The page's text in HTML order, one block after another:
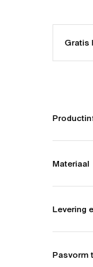
Gratis
Materiaal
Levering
Pasvorm